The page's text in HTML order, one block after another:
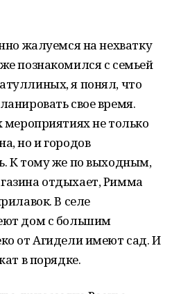
жалуемся на нехватку
познакомился с семьей
я понял, что
свое время.
мероприятиях не только
но и городов
К тому же по выходным,
отдыхает, Римма
В селе
дом с большим
от Агидели имеют сад. И
в порядке.